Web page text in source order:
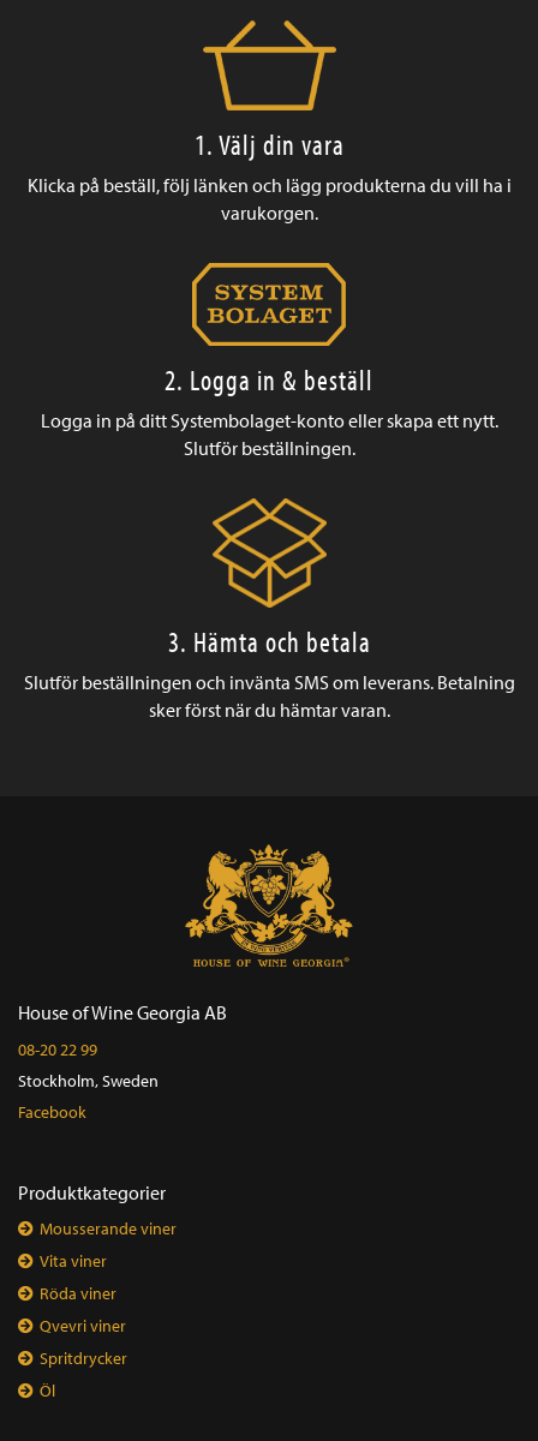
1. Välj din vara
Klicka på beställ, följ länken och lägg produkterna du vill ha i
varukorgen.
2. Logga in & beställ
Logga in på ditt Systembolaget-konto eller skapa ett nytt.
Slutför beställningen.
3. Hämta och betala
Slutför beställningen och invänta SMS om leverans. Betalning
sker först när du hämtar varan.
House of Wine Georgia AB
08-20 22 99
Stockholm, Sweden
Facebook
Produktkategorier
Mousserande viner
Vita viner
Röda viner
Qvevri viner
Spritdrycker
Öl